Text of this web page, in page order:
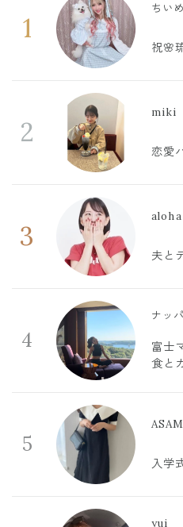
1
ちい
祝🌸
2
miki
恋愛
3
aloha
夫と
4
ナッパ
富士
食と
5
入学
yui